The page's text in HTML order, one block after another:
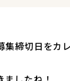
締切日をカ